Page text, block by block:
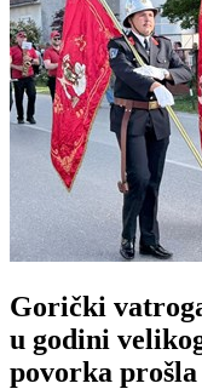
Gorički
u godini
povorka